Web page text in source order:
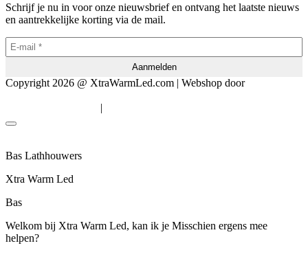
Schrijf je nu in voor onze nieuwsbrief en ontvang het laatste nieuws
en aantrekkelijke korting via de mail.
Copyright 2026 @ XtraWarmLed.com | Webshop door
|
Bas Lathhouwers
Xtra Warm Led
Bas
Welkom bij Xtra Warm Led, kan ik je Misschien ergens mee
helpen?